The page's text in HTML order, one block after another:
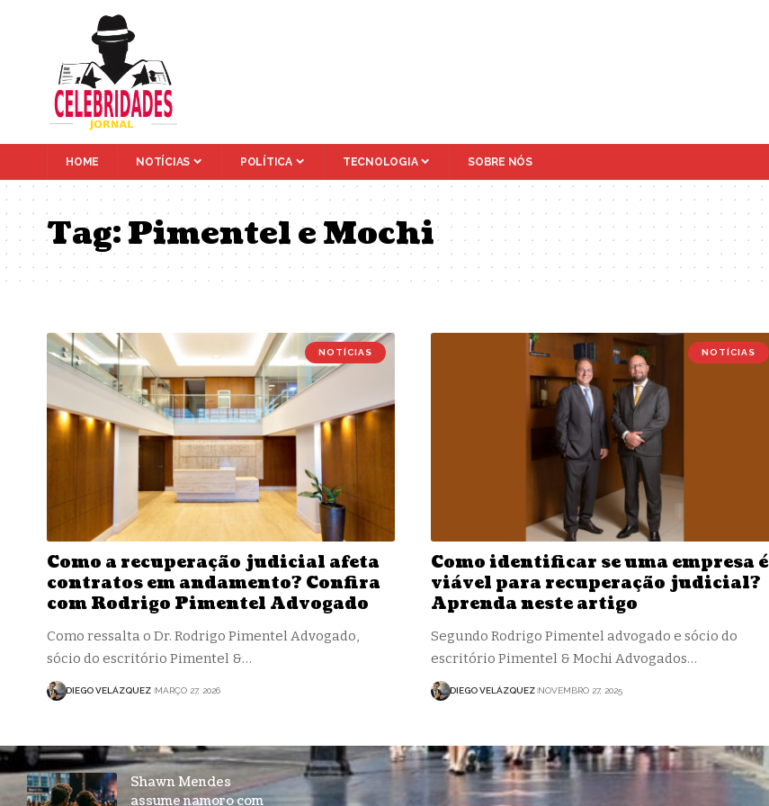
HOME NOTÍCIAS POLÍTICA TECNOLOGIA SOBRE NÓS
Tag:Pimentel e Mochi
NOTÍCIAS
Como a recuperação judicial afeta
contratos em andamento? Confira
com Rodrigo Pimentel Advogado
Como ressalta o Dr. Rodrigo Pimentel Advogado,
sócio do escritório Pimentel &…
DIEGO VELÁZQUEZ MARÇO 27, 2026
NOTÍCIAS
Como identificar se uma empresa é
viável para recuperação judicial?
Aprenda neste artigo
Segundo Rodrigo Pimentel advogado e sócio do
escritório Pimentel & Mochi Advogados…
DIEGO VELÁZQUEZ NOVEMBRO 27, 2025
Shawn Mendes
assume namoro com